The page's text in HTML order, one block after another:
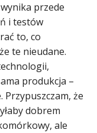
przede
i testów
to, co
te nieudane.
produkcja –
Przypuszczam, że
dobrem
ale